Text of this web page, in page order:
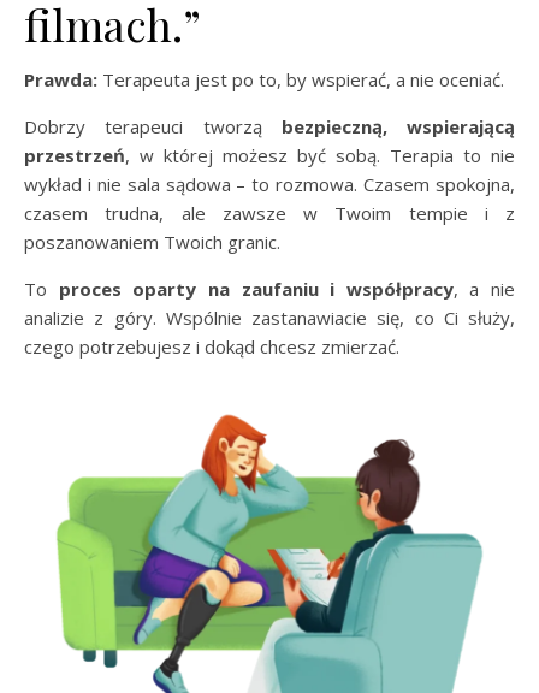
filmach.”
Prawda: Terapeuta jest po to, by wspierać, a nie oceniać.
Dobrzy terapeuci tworzą bezpieczną, wspierającą
przestrzeń, w której możesz być sobą. Terapia to nie
wykład i nie sala sądowa – to rozmowa. Czasem spokojna,
czasem trudna, ale zawsze w Twoim tempie i z
poszanowaniem Twoich granic.
To proces oparty na zaufaniu i współpracy, a nie
analizie z góry. Wspólnie zastanawiacie się, co Ci służy,
czego potrzebujesz i dokąd chcesz zmierzać.